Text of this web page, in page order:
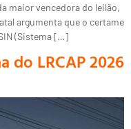
maior vencedora do leilão,
argumenta que o certame
(Sistema […]
do LRCAP 2026